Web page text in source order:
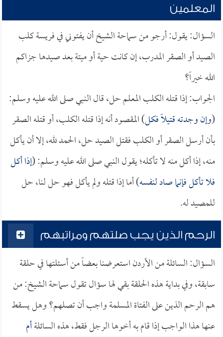
المعلمين
السؤال: يقول: أرجو من سماحة الشيخ أن يفتوني في فريسة كلب
الصيد أو الصقر المدرب، إن كانت حية أو ميتة بعد صيدها جزاكم
الله خيراً؟
الجواب: إذا قتله الكلب المعلم حل، قال النبي صلى الله عليه وسلم:
(وإن وجدته قتيلاً فكل) المقصود أنه إذا قتله الكلب، أو قتله الصقر
بأن أرسل الصقر أو الكلب فقتل الصيد حل، الحمد لله، إلا أن يأكل
منه، إذا أكل منه لا تأكله؛ يقول النبي صلى الله عليه وسلم: (إذا أكل
فلا تأكل فإنما صاد لنفسه) أما إذا قتله ولم يأكل فهو حل لنا، حل
للمصيد له.
الرحم الذين يجب صلتهم ومراتبهم
السؤال: السائلة من الأردن استعرضنا بعضاً من أسئلتها في حلقة
سابقة، وفي بداية هذه الحلقة بقي لها سؤال تقول سماحة الشيخ: من
هم الرحم الذين على الفتاة المسلمة واجب أن تصلهم؟ وهل يسقط
عنها هذا الواجب إذا قام به أخوها الرجل فقط، هذه السائلةأم